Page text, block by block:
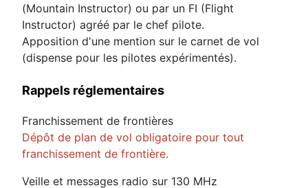
(Mountain Instructor) ou par un FI (Flight
Instructor) agréé par le chef pilote.
Apposition d'une mention sur le carnet de vol
(dispense pour les pilotes expérimentés).
Rappels réglementaires
Franchissement de frontières
Dépôt de plan de vol obligatoire pour tout
franchissement de frontière.
Veille et messages radio sur 130 MHz